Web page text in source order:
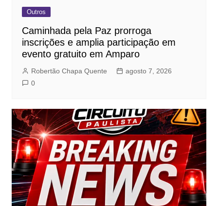
Outros
Caminhada pela Paz prorroga
inscrições e amplia participação em
evento gratuito em Amparo
Robertão Chapa Quente
agosto 7, 2026
0